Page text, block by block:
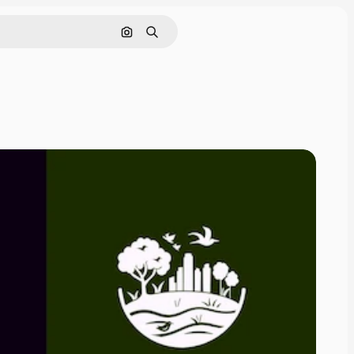
Pesquisar por imagem
Buscar